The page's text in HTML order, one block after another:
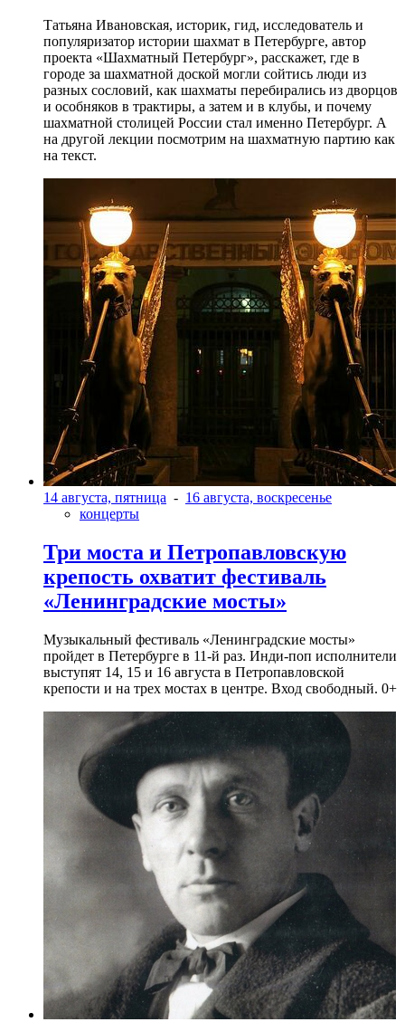
Татьяна Ивановская, историк, гид, исследователь и
популяризатор истории шахмат в Петербурге, автор
проекта «Шахматный Петербург», расскажет, где в
городе за шахматной доской могли сойтись люди из
разных сословий, как шахматы перебирались из дворцов
и особняков в трактиры, а затем и в клубы, и почему
шахматной столицей России стал именно Петербург. А
на другой лекции посмотрим на шахматную партию как
на текст.
14 августа, пятница - 16 августа, воскресенье
концерты
Три моста и Петропавловскую
крепость охватит фестиваль
«Ленинградские мосты»
Музыкальный фестиваль «Ленинградские мосты»
пройдет в Петербурге в 11-й раз. Инди-поп исполнители
выступят 14, 15 и 16 августа в Петропавловской
крепости и на трех мостах в центре. Вход свободный. 0+